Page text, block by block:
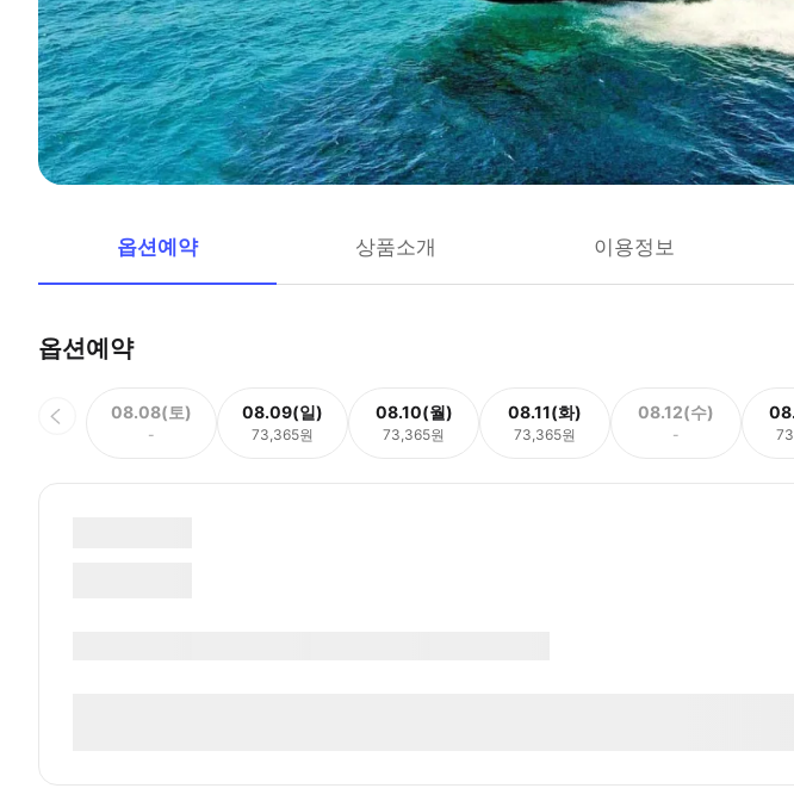
옵션예약 상품소개 이용정보
옵션예약
08.08(토)
-
08.09(일)
73,365원
08.10(월)
73,365원
08.11(화)
73,365원
08.12(수)
-